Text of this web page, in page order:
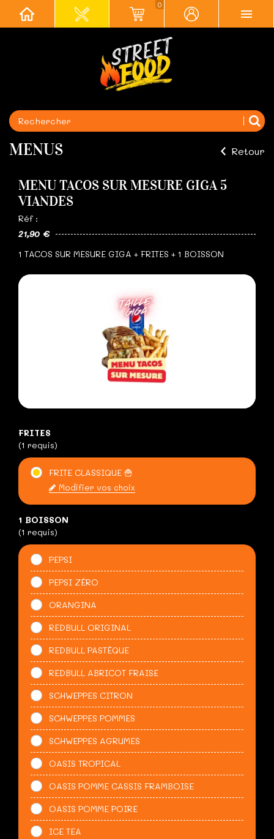
0
MENUS Retour
MENU TACOS SUR MESURE GIGA 5
VIANDES
Réf :
21,90 €
1 TACOS SUR MESURE GIGA + FRITES + 1 BOISSON
FRITES
(1 requis)
FRITE CLASSIQUE 🍟
Modifier vos choix
1 BOISSON
(1 requis)
PEPSI
PEPSI ZÉRO
ORANGINA
REDBULL ORIGINAL
REDBULL PASTÈQUE
REDBULL ABRICOT FRAISE
SCHWEPPES CITRON
SCHWEPPES POMMES
SCHWEPPES AGRUMES
OASIS TROPICAL
OASIS POMME CASSIS FRAMBOISE
OASIS POMME POIRE
ICE TEA